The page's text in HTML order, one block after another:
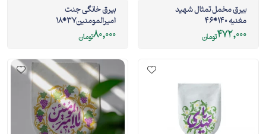
بیرق مخمل تمثال شهید
مغنیه 140*46
472,000تومان
بیرق خانگی جنت
امیرالمومنین37*18
80,000تومان